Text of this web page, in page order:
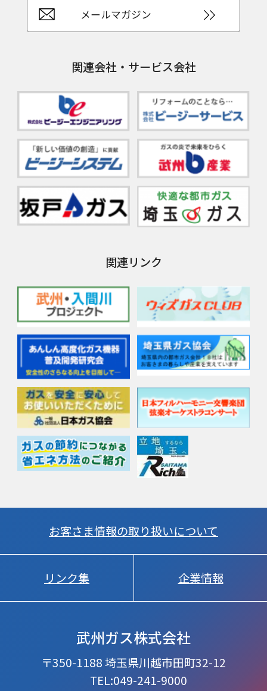
メールマガジン
関連会社・サービス会社
関連リンク
武州ガス株式会社
〒350-1188 埼玉県川越市田町32-12
TEL:049-241-9000
お客さま情報の取り扱いについて
リンク集 企業情報